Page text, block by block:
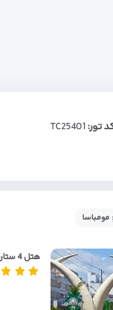
تور:TC25401
هتل 4 ستاره مومباسا